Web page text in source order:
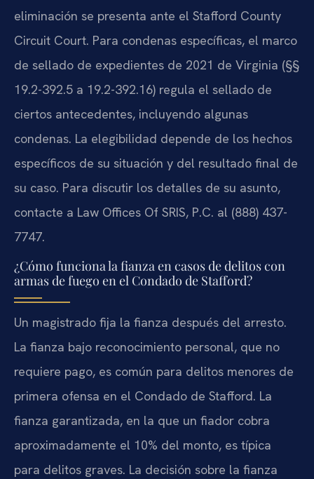
eliminación se presenta ante el Stafford County
Circuit Court. Para condenas específicas, el marco
de sellado de expedientes de 2021 de Virginia (§§
19.2-392.5 a 19.2-392.16) regula el sellado de
ciertos antecedentes, incluyendo algunas
condenas. La elegibilidad depende de los hechos
específicos de su situación y del resultado final de
su caso. Para discutir los detalles de su asunto,
contacte a Law Offices Of SRIS, P.C. al (888) 437-
7747.
¿Cómo funciona la fianza en casos de delitos con
armas de fuego en el Condado de Stafford?
Un magistrado fija la fianza después del arresto.
La fianza bajo reconocimiento personal, que no
requiere pago, es común para delitos menores de
primera ofensa en el Condado de Stafford. La
fianza garantizada, en la que un fiador cobra
aproximadamente el 10% del monto, es típica
para delitos graves. La decisión sobre la fianza